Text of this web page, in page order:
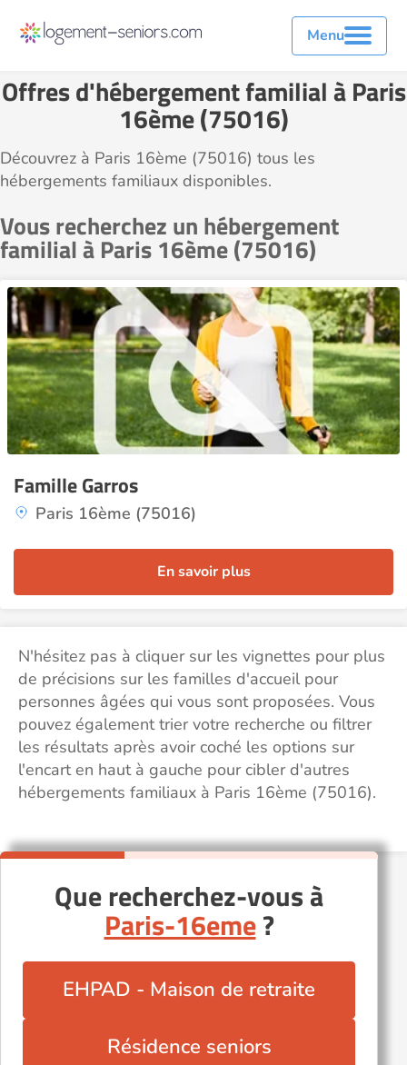
Menu
Offres d'hébergement familial à Paris
16ème (75016)
Découvrez à Paris 16ème (75016) tous les
hébergements familiaux disponibles.
Vous recherchez un hébergement
familial à Paris 16ème (75016)
Famille Garros
Paris 16ème (75016)
En savoir plus
N'hésitez pas à cliquer sur les vignettes pour plus
de précisions sur les familles d'accueil pour
personnes âgées qui vous sont proposées. Vous
pouvez également trier votre recherche ou filtrer
les résultats après avoir coché les options sur
l'encart en haut à gauche pour cibler d'autres
hébergements familiaux à Paris 16ème (75016).
Que recherchez-vous à
Paris-16eme?
EHPAD - Maison de retraite
Résidence seniors